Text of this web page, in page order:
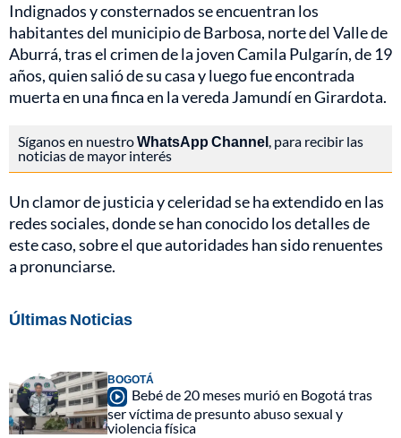
Indignados y consternados se encuentran los
habitantes del municipio de Barbosa, norte del Valle de
Aburrá, tras el crimen de la joven Camila Pulgarín, de 19
años, quien salió de su casa y luego fue encontrada
muerta en una finca en la vereda Jamundí en Girardota.
Síganos en nuestroWhatsApp Channel, para recibir las
noticias de mayor interés
Un clamor de justicia y celeridad se ha extendido en las
redes sociales, donde se han conocido los detalles de
este caso, sobre el que autoridades han sido renuentes
a pronunciarse.
Últimas Noticias
BOGOTÁ
Bebé de 20 meses murió en Bogotá tras
ser víctima de presunto abuso sexual y
violencia física